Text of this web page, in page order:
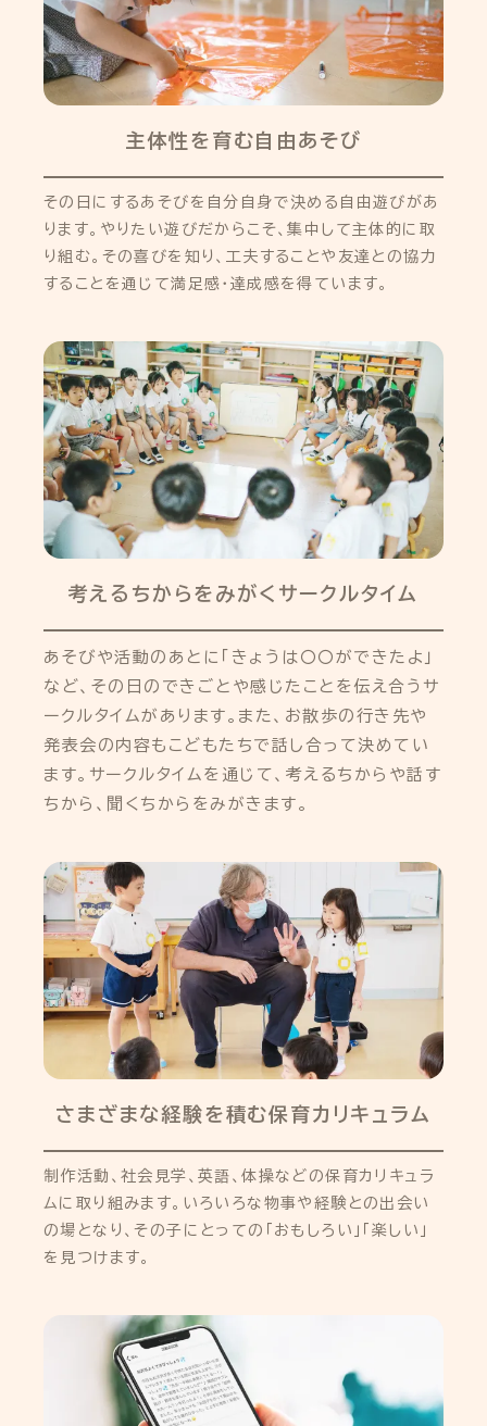
主体性を育む自由あそび
その日にするあそびを自分自身で決める自由遊びがあ
ります。やりたい遊びだからこそ、集中して主体的に取
り組む。その喜びを知り、工夫することや友達との協力
することを通じて満足感・達成感を得ています。
考えるちからをみがくサークルタイム
あそびや活動のあとに「きょうは〇〇ができたよ」
など、その日のできごとや感じたことを伝え合うサ
ークルタイムがあります。また、お散歩の行き先や
発表会の内容もこどもたちで話し合って決めてい
ます。サークルタイムを通じて、考えるちからや話す
ちから、聞くちからをみがきます。
さまざまな経験を積む保育カリキュラム
制作活動、社会見学、英語、体操などの保育カリキュラ
ムに取り組みます。いろいろな物事や経験との出会い
の場となり、その子にとっての「おもしろい」「楽しい」
を見つけます。